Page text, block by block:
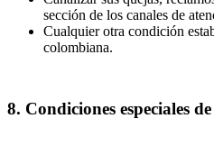
sección de los canales de
Cualquier otra condición
colombiana.
8. Condiciones especiales